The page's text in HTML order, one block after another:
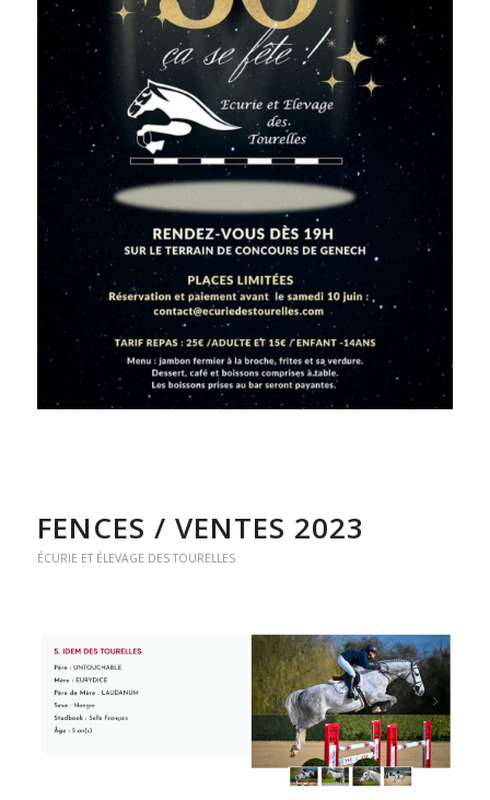
FENCES / VENTES 2023
ÉCURIE ET ÉLEVAGE DES TOURELLES